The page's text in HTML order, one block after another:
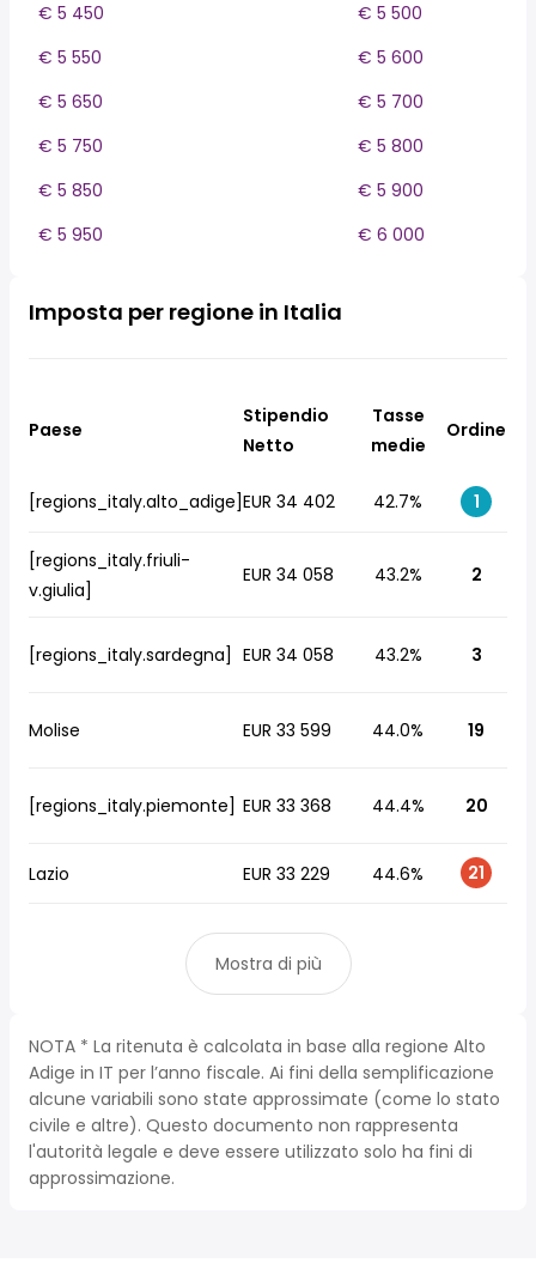
€ 5 450
€ 5 500
€ 5 550
€ 5 600
€ 5 650
€ 5 700
€ 5 750
€ 5 800
€ 5 850
€ 5 900
€ 5 950
€ 6 000
Imposta per regione in Italia
Paese
Stipendio
Netto
Tasse
medie
Ordine
[regions_italy.alto_adige]EUR 34 402 42.7% 1
[regions_italy.friuli-
v.giulia]
EUR 34 058 43.2% 2
[regions_italy.sardegna] EUR 34 058 43.2% 3
Molise EUR 33 599 44.0% 19
[regions_italy.piemonte] EUR 33 368 44.4% 20
Lazio EUR 33 229 44.6% 21
Mostra di più
NOTA * La ritenuta è calcolata in base alla regione Alto
Adige in IT per l’anno fiscale. Ai fini della semplificazione
alcune variabili sono state approssimate (come lo stato
civile e altre). Questo documento non rappresenta
l'autorità legale e deve essere utilizzato solo ha fini di
approssimazione.